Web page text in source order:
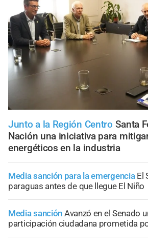
Junto a la Región Centro Santa
Nación una iniciativa para
energéticos en la industria
Media sanción para la emergencia El
paraguas antes de que llegue El Niño
Media sanción Avanzó en el Senado
participación ciudadana prometida